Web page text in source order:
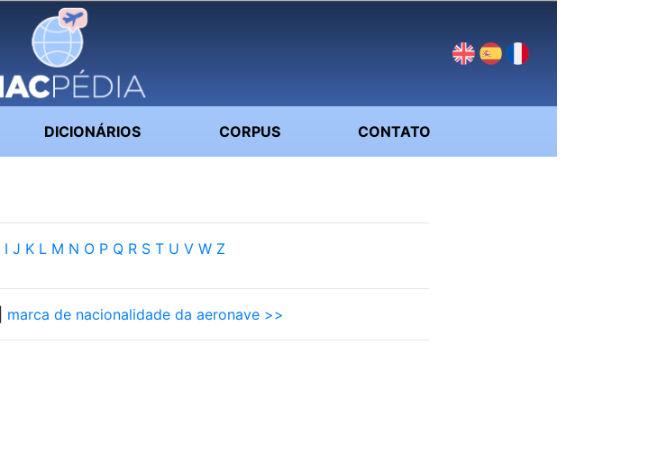
DICIONÁRIOS CORPUS CONTATO
I J K L M N O P Q R S T U V W Z
marca de nacionalidade da aeronave >>